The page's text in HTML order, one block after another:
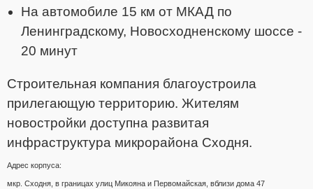
На автомобиле 15 км от МКАД по
Ленинградскому, Новосходненскому шоссе -
20 минут
Строительная компания благоустроила
прилегающую территорию. Жителям
новостройки доступна развитая
инфраструктура микрорайона Сходня.
Адрес корпуса:
мкр. Сходня, в границах улиц Микояна и Первомайская, вблизи дома 47